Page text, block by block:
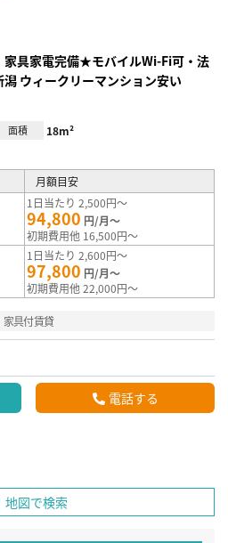
家具家電完備★モバイルWi-Fi可・法
ウィークリーマンション安い
面積 18m²
月額目安
1日当たり 2,500円～
94,800 円/月～
初期費用他 16,500円～
1日当たり 2,600円～
97,800 円/月～
初期費用他 22,000円～
家具付賃貸
電話する
地図で検索